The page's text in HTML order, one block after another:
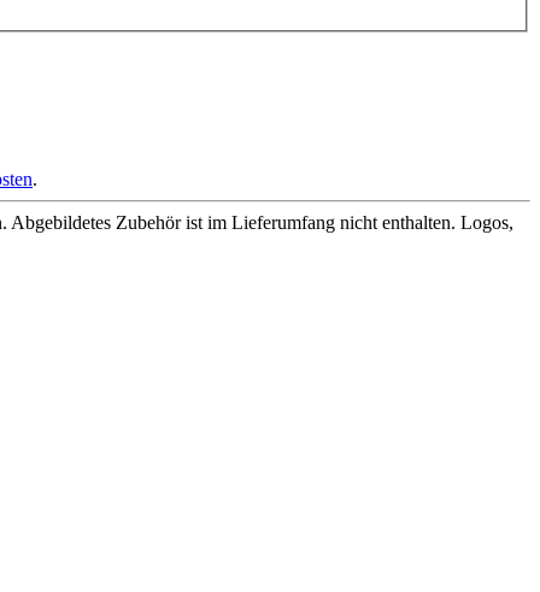
.
Zubehör ist im Lieferumfang nicht enthalten. Logos,